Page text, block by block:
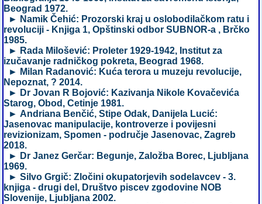
Beograd 1972.
► Namik Čehić: Prozorski kraj u oslobodilačkom ratu i
revoluciji - Knjiga 1, Opštinski odbor SUBNOR-a , Brčko
1985.
► Rada Milošević: Proleter 1929-1942, Institut za
izučavanje radničkog pokreta, Beograd 1968.
► Milan Radanović: Kuća terora u muzeju revolucije,
Nepoznat, ? 2014.
► Dr Jovan R Bojović: Kazivanja Nikole Kovačevića
Starog, Obod, Cetinje 1981.
► Andriana Benčić, Stipe Odak, Danijela Lucić:
Jasenovac manipulacije, kontroverze i povijesni
revizionizam, Spomen - područje Jasenovac, Zagreb
2018.
► Dr Janez Gerčar: Begunje, Založba Borec, Ljubljana
1969.
► Silvo Grgič: Zločini okupatorjevih sodelavcev - 3.
knjiga - drugi del, Društvo piscev zgodovine NOB
Slovenije, Ljubljana 2002.